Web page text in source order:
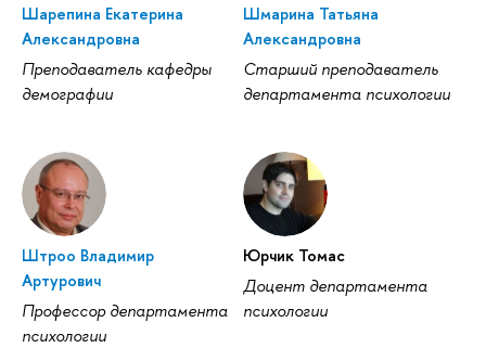
Шарепина Екатерина
Александровна
Преподаватель кафедры
демографии
Шмарина Татьяна
Александровна
Старший преподаватель
департамента психологии
Штроо Владимир
Артурович
Профессор департамента
психологии
Юрчик Томас
Доцент департамента
психологии